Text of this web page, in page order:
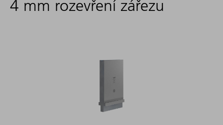
4 mm rozevření zářezu